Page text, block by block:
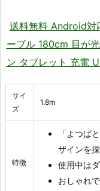
送料無料 Android対
ーブル 180cm 目が
ン タブレット 充電
サイ
ズ
1.8m
特徴
「よつば
ザインを
使用中は
おしゃれ